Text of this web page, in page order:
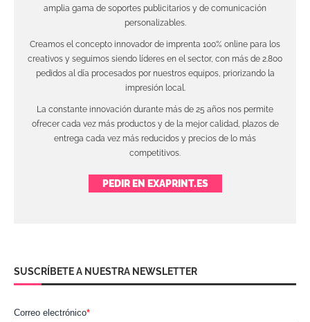
amplia gama de soportes publicitarios y de comunicación
personalizables.
Creamos el concepto innovador de imprenta 100% online para los
creativos y seguimos siendo líderes en el sector, con más de 2.800
pedidos al día procesados por nuestros equipos, priorizando la
impresión local.
La constante innovación durante más de 25 años nos permite
ofrecer cada vez más productos y de la mejor calidad, plazos de
entrega cada vez más reducidos y precios de lo más
competitivos.
PEDIR EN EXAPRINT.ES
SUSCRÍBETE A NUESTRA NEWSLETTER